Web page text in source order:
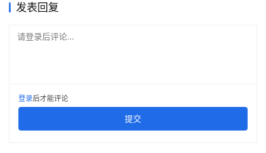
发表回复
请登录后评论...
登录后才能评论
提交